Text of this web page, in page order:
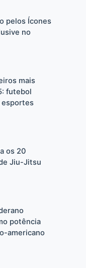
pelos Ícones
no
mais
futebol
esportes
os 20
Jiu-Jitsu
potência
americano